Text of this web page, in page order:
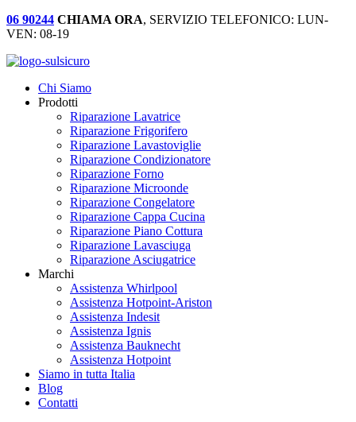
06 90244 CHIAMA ORA, SERVIZIO TELEFONICO: LUN-
VEN: 08-19
Chi Siamo
Prodotti
Riparazione Lavatrice
Riparazione Frigorifero
Riparazione Lavastoviglie
Riparazione Condizionatore
Riparazione Forno
Riparazione Microonde
Riparazione Congelatore
Riparazione Cappa Cucina
Riparazione Piano Cottura
Riparazione Lavasciuga
Riparazione Asciugatrice
Marchi
Assistenza Whirlpool
Assistenza Hotpoint-Ariston
Assistenza Indesit
Assistenza Ignis
Assistenza Bauknecht
Assistenza Hotpoint
Siamo in tutta Italia
Blog
Contatti